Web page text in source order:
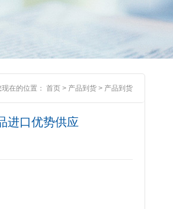
现在的位置： 首页 > 产品到货 > 产品到货
进口优势供应